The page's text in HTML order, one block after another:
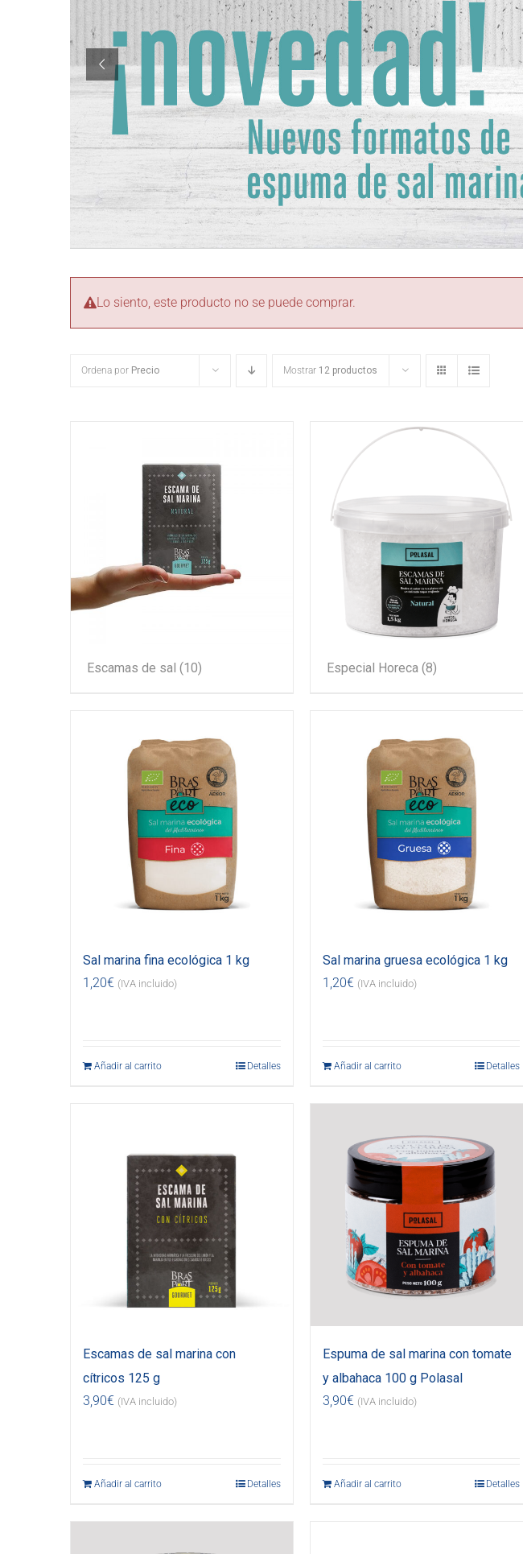
Lo siento, este producto no se puede comprar.
Ordena por Precio Mostrar 12 productos
Escamas de sal (10) Especial Horeca (8)
Sal marina fina ecológica 1 kg
1,20€ (IVA incluido)
Añadir al carrito Detalles
Sal marina gruesa ecológica 1 kg
1,20€ (IVA incluido)
Añadir al carrito Detalles
Escamas de sal marina con
cítricos 125 g
3,90€ (IVA incluido)
Añadir al carrito Detalles
Espuma de sal marina con tomate
y albahaca 100 g Polasal
3,90€ (IVA incluido)
Añadir al carrito Detalles